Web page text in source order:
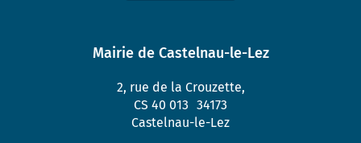
Mairie de Castelnau-le-Lez
2, rue de la Crouzette,
CS 40 013 34173
Castelnau-le-Lez